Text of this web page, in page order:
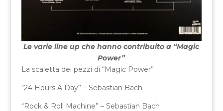
Le varie line up che hanno contribuito a “Magic
Power”
La scaletta dei pezzi di “Magic Power”
“24 Hours A Day” – Sebastian Bach
“Rock & Roll Machine” – Sebastian Bach